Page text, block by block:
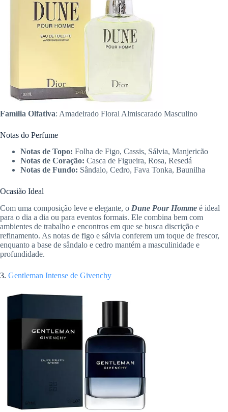
Família Olfativa: Amadeirado Floral Almiscarado Masculino
Notas do Perfume
Notas de Topo: Folha de Figo, Cassis, Sálvia, Manjericão
Notas de Coração: Casca de Figueira, Rosa, Resedá
Notas de Fundo: Sândalo, Cedro, Fava Tonka, Baunilha
Ocasião Ideal
Com uma composição leve e elegante, o Dune Pour Homme é ideal
para o dia a dia ou para eventos formais. Ele combina bem com
ambientes de trabalho e encontros em que se busca discrição e
refinamento. As notas de figo e sálvia conferem um toque de frescor,
enquanto a base de sândalo e cedro mantém a masculinidade e
profundidade.
3. Gentleman Intense de Givenchy